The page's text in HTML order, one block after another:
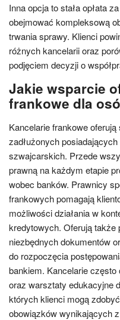
Inna opcja to stała opłata
obejmować kompleksową
trwania sprawy. Klienci
różnych kancelarii oraz
podjęciem decyzji o
Jakie wsparcie
frankowe dla
Kancelarie frankowe
zadłużonych
szwajcarskich. Przede
prawną na każdym etapie
wobec banków. Prawnicy
frankowych pomagają
możliwości działania w
kredytowych. Oferują także
niezbędnych dokumentów
do rozpoczęcia
bankiem. Kancelarie
oraz warsztaty edukacyjne
których klienci mogą
obowiązków wynikających